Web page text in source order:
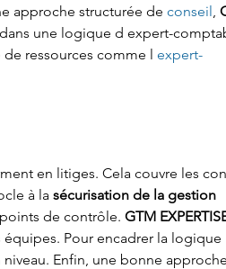
approche structurée de conseil,
une logique d expert-
ressources comme l expert-
en litiges. Cela couvre les
à la sécurisation de la gestion
de contrôle. GTM
Pour encadrer la logique
Enfin, une bonne approche